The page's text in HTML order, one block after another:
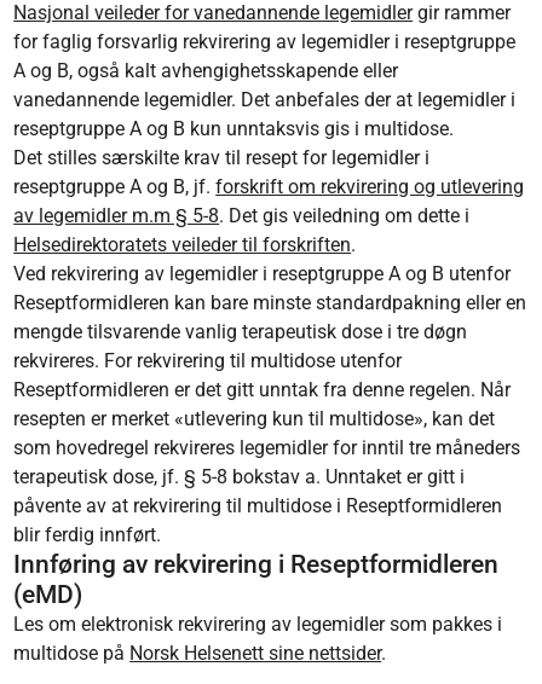
Nasjonal veileder for vanedannende legemidlergir rammer
for faglig forsvarlig rekvirering av legemidler i reseptgruppe
A og B, også kalt avhengighetsskapende eller
vanedannende legemidler. Det anbefales der at legemidler i
reseptgruppe A og B kun unntaksvis gis i multidose.
Det stilles særskilte krav til resept for legemidler i
reseptgruppe A og B, jf.forskrift om rekvirering og utlevering
av legemidler m.m § 5-8. Det gis veiledning om dette i
Helsedirektoratets veileder til forskriften.
Ved rekvirering av legemidler i reseptgruppe A og B utenfor
Reseptformidleren kan bare minste standardpakning eller en
mengde tilsvarende vanlig terapeutisk dose i tre døgn
rekvireres. For rekvirering til multidose utenfor
Reseptformidleren er det gitt unntak fra denne regelen. Når
resepten er merket «utlevering kun til multidose», kan det
som hovedregel rekvireres legemidler for inntil tre måneders
terapeutisk dose, jf. § 5-8 bokstav a. Unntaket er gitt i
påvente av at rekvirering til multidose i Reseptformidleren
blir ferdig innført.
Innføring av rekvirering i Reseptformidleren
(eMD)
Les om elektronisk rekvirering av legemidler som pakkes i
multidose på Norsk Helsenett sine nettsider.